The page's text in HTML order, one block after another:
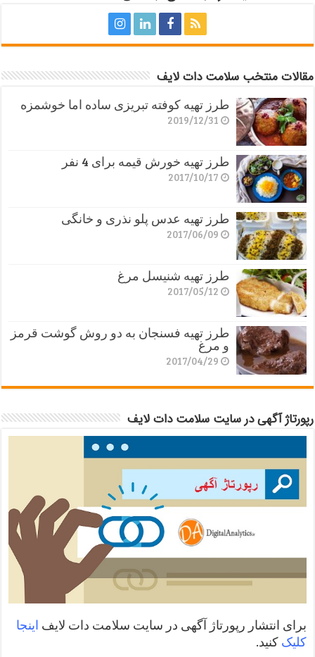
مقالات منتخب سلامت دات لایف
طرز تهیه کوفته تبریزی ساده اما خوشمزه
2019/12/31
طرز تهیه خورش قیمه برای 4 نفر
2017/10/17
طرز تهیه عدس پلو نذری و خانگی
2017/06/09
طرز تهیه شنیسل مرغ
2017/05/12
طرز تهیه فسنجان به دو روش گوشت قرمز
و مرغ
2017/04/29
رپورتاژ آگهی در سایت سلامت دات لایف
برای انتشار رپورتاژ آگهی در سایت سلامت دات لایف اینجا
کلیک کنید.